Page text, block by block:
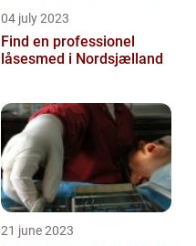
04 july 2023
Find en professionel
låsesmed i Nordsjælland
21 june 2023